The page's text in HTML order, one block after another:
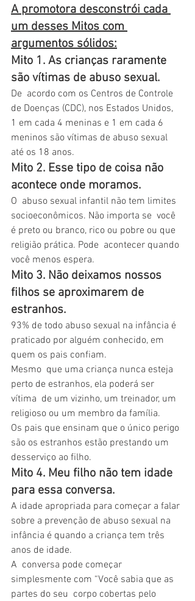
A promotora desconstrói cada
um desses Mitos com
argumentos sólidos:
Mito 1. As crianças raramente
são vítimas de abuso sexual.
De  acordo com os Centros de Controle
de Doenças (CDC), nos Estados Unidos,
1 em cada 4 meninas e 1 em cada 6
meninos são vítimas de abuso sexual
até os 18 anos.
Mito 2. Esse tipo de coisa não
acontece onde moramos.
O  abuso sexual infantil não tem limites
socioeconômicos. Não importa se  você
é preto ou branco, rico ou pobre ou que
religião prática. Pode  acontecer quando
você menos espera.
Mito 3. Não deixamos nossos
filhos se aproximarem de
estranhos.
93% de todo abuso sexual na infância é
praticado por alguém conhecido, em
quem os pais confiam.
Mesmo  que uma criança nunca esteja
perto de estranhos, ela poderá ser
vítima  de um vizinho, um treinador, um
religioso ou um membro da família.
Os pais que ensinam que o único perigo
são os estranhos estão prestando um
desserviço ao filho.
Mito 4. Meu filho não tem idade
para essa conversa.
A idade apropriada para começar a falar
sobre a prevenção de abuso sexual na
infância é quando a criança tem três
anos de idade.
A  conversa pode começar
simplesmente com “Você sabia que as
partes do seu  corpo cobertas pelo